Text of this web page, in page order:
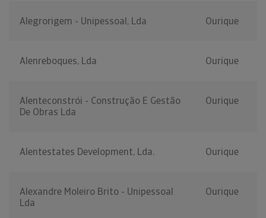
Alegrorigem - Unipessoal, Lda Ourique
Alenreboques, Lda Ourique
Alenteconstrói - Construção E Gestão
De Obras Lda
Ourique
Alentestates Development, Lda. Ourique
Alexandre Moleiro Brito - Unipessoal
Lda
Ourique